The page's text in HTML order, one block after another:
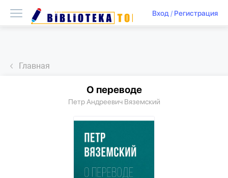
Вход/ Регистрация
Главная
О переводе
Петр Андреевич Вяземский